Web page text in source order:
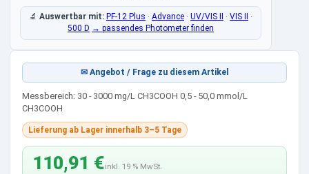
🔬 Auswertbar mit: PF-12 Plus · Advance · UV/VIS II · VIS II
·
500 D → passendes Photometer finden
✉ Angebot / Frage zu diesem Artikel
Messbereich: 30 - 3000 mg/L CH3COOH 0,5 - 50,0 mmol/L
CH3COOH
Lieferung ab Lager innerhalb 3–5 Tage
110,91 €inkl. 19 % MwSt.